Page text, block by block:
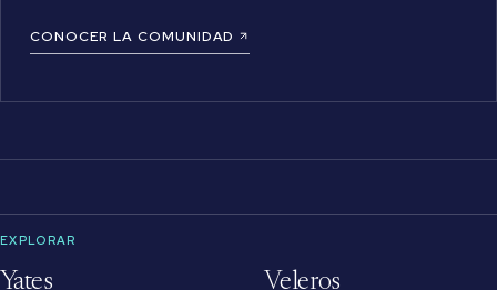
CONOCER LA COMUNIDAD
EXPLORAR
Yates
Veleros